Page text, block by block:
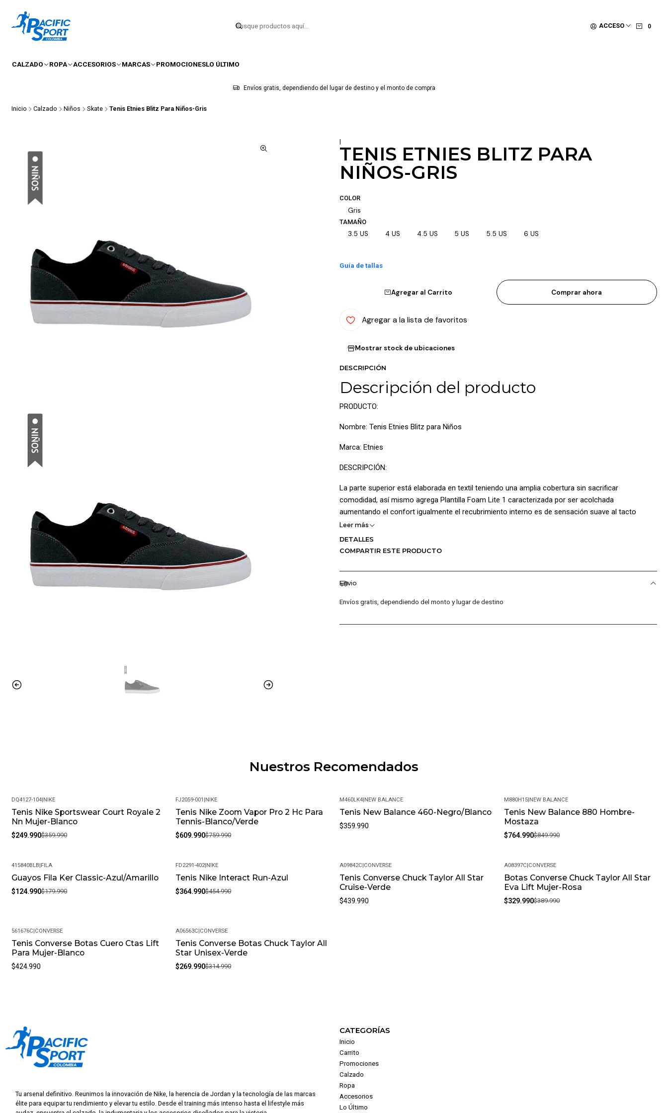
ACCESO 0
CALZADO ROPA ACCESORIOS MARCAS PROMOCIONESLO ÚLTIMO
Envíos gratis, dependiendo del lugar de destino y el monto de compra
Inicio Calzado Niños Skate Tenis Etnies Blitz Para Niños-Gris
|
TENIS ETNIES BLITZ PARA
NIÑOS-GRIS
COLOR
Gris
TAMAÑO
3.5 US 4 US 4.5 US 5 US 5.5 US 6 US
Guía de tallas
Agregar al Carrito Comprar ahora
Agregar a la lista de favoritos
Mostrar stock de ubicaciones
DESCRIPCIÓN
Descripción del producto
PRODUCTO:
Nombre: Tenis Etnies Blitz para Niños
Marca: Etnies
DESCRIPCIÓN:
La parte superior está elaborada en textil teniendo una amplia cobertura sin sacrificar
comodidad, así mismo agrega Plantilla Foam Lite 1 caracterizada por ser acolchada
aumentando el confort igualmente el recubrimiento interno es de sensación suave al tacto
garantizando bienestar en cada paso, la lengüeta cuenta con forro en malla para mejorar la
ventilación interna, su diseño elaborado para Skateboarder incorpora cierre de cordones para un
ajuste personalizado, inserciones en cuero y logotipo Etnies Arrow, cuenta con construcción
grabado de tracción mejorando el agarre en diversas superficies
Plantilla Foam Lite 1
Meses de garantía: 1
Garantía: Por defectos de fábrica
SKU: 4301000141-407_3M
Leer más
DETALLES
COMPARTIR ESTE PRODUCTO
Envio
Envíos gratis, dependiendo del monto y lugar de destino
Nuestros Recomendados
-31%
DQ4127-104|NIKE
Tenis Nike Sportswear Court Royale 2
Nn Mujer-Blanco
$249.990$359.990
-20%
FJ2059-001 |NIKE
Tenis Nike Zoom Vapor Pro 2 Hc Para
Tennis-Blanco/Verde
$609.990$759.990
M460LK4|NEW BALANCE
Tenis New Balance 460-Negro/Blanco
$359.990
-10%
M880H15|NEW BALANCE
Tenis New Balance 880 Hombre-
Mostaza
$764.990$849.990
-31%
415840BLB|FILA
Guayos Fila Ker Classic-Azul/Amarillo
$124.990$179.990
-20%
FD2291-402|NIKE
Tenis Nike Interact Run-Azul
$364.990$454.990
A09842C|CONVERSE
Tenis Converse Chuck Taylor All Star
Cruise-Verde
$439.990
-15%
A08397C|CONVERSE
Botas Converse Chuck Taylor All Star
Eva Lift Mujer-Rosa
$329.990$389.990
561676C|CONVERSE
Tenis Converse Botas Cuero Ctas Lift
Para Mujer-Blanco
$424.990
-14%
A06563C|CONVERSE
Tenis Converse Botas Chuck Taylor All
Star Unisex-Verde
$269.990$314.990
Tu arsenal definitivo. Reunimos la innovación de Nike, la herencia de Jordan y la tecnología de las marcas
élite para equipar tu rendimiento y elevar tu estilo. Desde el training más intenso hasta el lifestyle más
CATEGORÍAS
Inicio
Carrito
Promociones
Calzado
Ropa
Accesorios
Lo Último